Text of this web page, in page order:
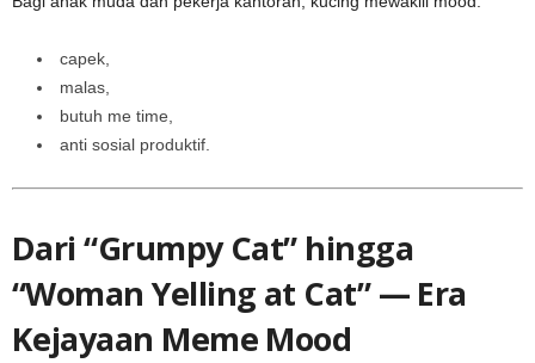
capek,
malas,
butuh me time,
anti sosial produktif.
Dari “Grumpy Cat” hingga
“Woman Yelling at Cat” — Era
Kejayaan Meme Mood